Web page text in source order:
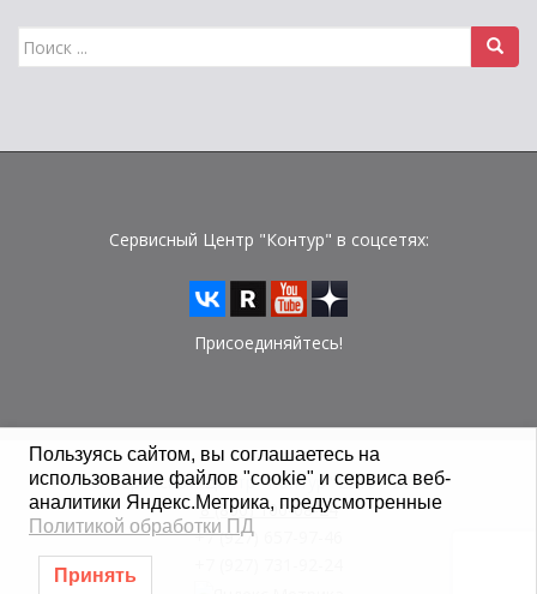
Поиск
для:
Сервисный Центр "Контур" в соцсетях:
Присоединяйтесь!
© Сервисный Центр "Контур" 2015 - 2026 г.
8 (800) 100-08-24
+7 (927) 657-97-46
Пользуясь сайтом, вы соглашаетесь на
использование файлов "cookie" и сервиса веб-
аналитики Яндекс.Метрика, предусмотренные
Политикой обработки ПД
Принять